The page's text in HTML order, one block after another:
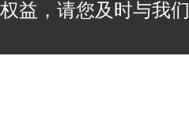
权益，请您及时与我